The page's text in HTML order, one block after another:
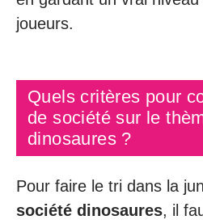
joueurs.
Quels critères pour
de société sur le
dinosaures ?
Pour faire le tri dans la
société dinosaures, il